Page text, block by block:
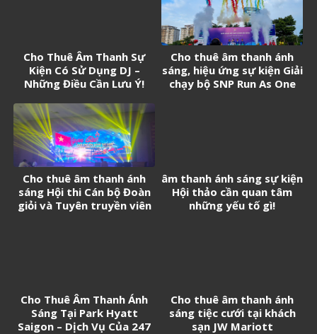
Cho Thuê Âm Thanh Sự
Kiện Có Sử Dụng DJ –
Những Điều Cần Lưu Ý!
Cho thuê âm thanh ánh
sáng, hiệu ứng sự kiện Giải
chạy bộ SNP Run As One
Cho thuê âm thanh ánh
sáng Hội thi Cán bộ Đoàn
giỏi và Tuyên truyền viên
âm thanh ánh sáng sự kiện
Hội thảo cần quan tâm
những yếu tố gì!
Cho Thuê Âm Thanh Ánh
Sáng Tại Park Hyatt
Saigon – Dịch Vụ Của 247
Cho thuê âm thanh ánh
sáng tiệc cưới tại khách
sạn JW Mariott